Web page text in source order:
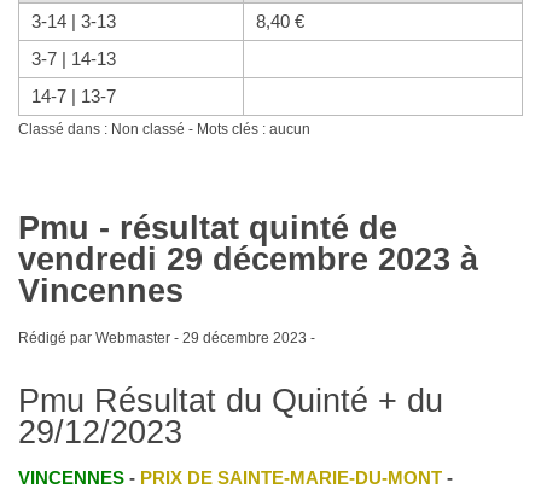
3-14 | 3-13
8,40 €
3-7 | 14-13
14-7 | 13-7
Classé dans : Non classé - Mots clés : aucun
Pmu - résultat quinté de
vendredi 29 décembre 2023 à
Vincennes
Rédigé par Webmaster - 29 décembre 2023 -
Pmu Résultat du Quinté + du
29/12/2023
VINCENNES- PRIX DE SAINTE-MARIE-DU-MONT-